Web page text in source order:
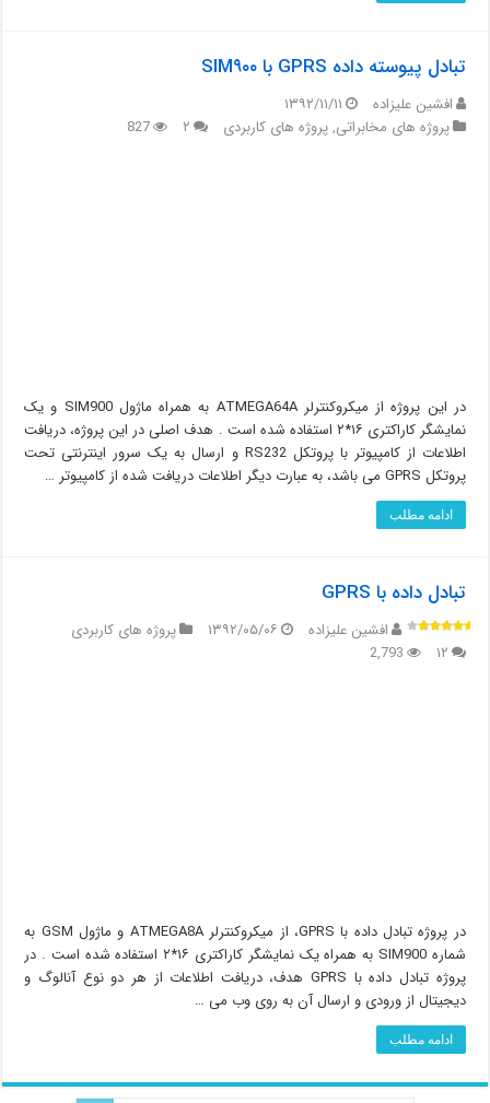
تبادل پیوسته داده GPRS با SIM۹۰۰
افشین علیزاده
۱۳۹۲/۱۱/۱۱
پروژه های مخابراتی,پروژه های کاربردی ۲ 827
در این پروژه از میکروکنترلر ATMEGA64A به همراه ماژول SIM900 و یک
نمایشگر کاراکتری ۱۶*۲ استفاده شده است . هدف اصلی در این پروژه، دریافت
اطلاعات از کامپیوتر با پروتکل RS232 و ارسال به یک سرور اینترنتی تحت
پروتکل GPRS می باشد، به عبارت دیگر اطلاعات دریافت شده از کامپیوتر …
ادامه مطلب
تبادل داده با GPRS
افشین علیزاده ۱۳۹۲/۰۵/۰۶
پروژه های کاربردی
۱۲
2,793
در پروژه تبادل داده با GPRS، از میکروکنترلر ATMEGA8A و ماژول GSM به
شماره SIM900 به همراه یک نمایشگر کاراکتری ۱۶*۲ استفاده شده است . در
پروژه تبادل داده با GPRS هدف، دریافت اطلاعات از هر دو نوع آنالوگ و
دیجیتال از ورودی و ارسال آن به روی وب می …
ادامه مطلب